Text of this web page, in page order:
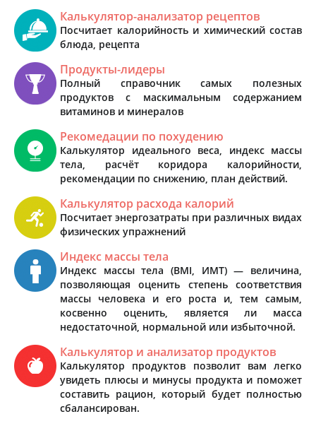
Калькулятор-анализатор рецептов
Посчитает калорийность и химический состав
блюда, рецепта
Продукты-лидеры
Полный справочник самых полезных
продуктов с маскимальным содержанием
витаминов и минералов
Рекомедации по похудению
Калькулятор идеального веса, индекс массы
тела, расчёт коридора калорийности,
рекомендации по снижению, план действий.
Калькулятор расхода калорий
Посчитает энергозатраты при различных видах
физических упражнений
Индекс массы тела
Индекс массы тела (BMI, ИМТ) — величина,
позволяющая оценить степень соответствия
массы человека и его роста и, тем самым,
косвенно оценить, является ли масса
недостаточной, нормальной или избыточной.
Калькулятор и анализатор продуктов
Калькулятор продуктов позволит вам легко
увидеть плюсы и минусы продукта и поможет
составить рацион, который будет полностью
сбалансирован.